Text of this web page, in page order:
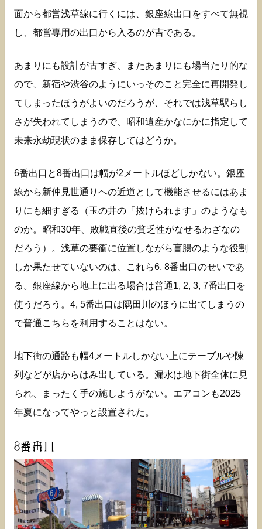
面から都営浅草線に行くには、銀座線出口をすべて無視
し、都営専用の出口から入るのが吉である。
あまりにも設計が古すぎ、またあまりにも場当たり的な
ので、新宿や渋谷のようにいっそのこと完全に再開発し
てしまったほうがよいのだろうが、それでは浅草駅らし
さが失われてしまうので、昭和遺産かなにかに指定して
未来永劫現状のまま保存してはどうか。
6番出口と8番出口は幅が2メートルほどしかない。銀座
線から新仲見世通りへの近道として機能させるにはあま
りにも細すぎる（玉の井の「抜けられます」のようなも
のか。昭和30年、敗戦直後の貧乏性がなせるわざなの
だろう）。浅草の要衝に位置しながら盲腸のような役割
しか果たせていないのは、これら6, 8番出口のせいであ
る。銀座線から地上に出る場合は普通1, 2, 3, 7番出口を
使うだろう。4, 5番出口は隅田川のほうに出てしまうの
で普通こちらを利用することはない。
地下街の通路も幅4メートルしかない上にテーブルや陳
列などが店からはみ出している。漏水は地下街全体に見
られ、まったく手の施しようがない。エアコンも2025
年夏になってやっと設置された。
8番出口